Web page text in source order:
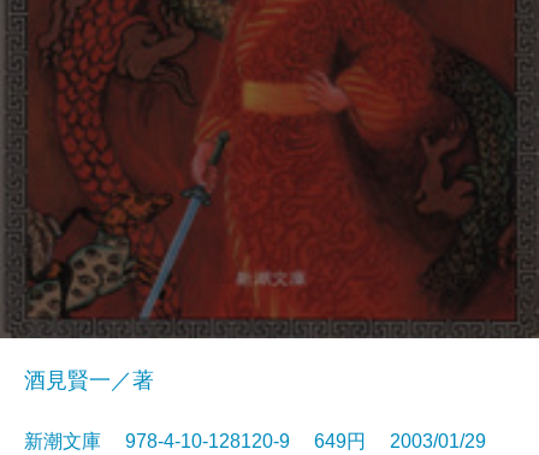
酒見賢一／著
新潮文庫 978-4-10-128120-9 649円 2003/01/29